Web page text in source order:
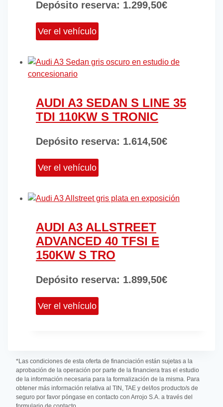
Depósito reserva: 1.299,50€
Ver el vehículo
AUDI A3 SEDAN S LINE 35
TDI 110KW S TRONIC
Depósito reserva: 1.614,50€
Ver el vehículo
AUDI A3 ALLSTREET
ADVANCED 40 TFSI E
150KW S TRO
Depósito reserva: 1.899,50€
Ver el vehículo
*Las condiciones de esta oferta de financiación están sujetas a la
aprobación de la operación por parte de la financiera tras el estudio
de la información necesaria para la formalización de la misma. Para
obtener más información relativa al TIN, TAE y del/los producto/s de
seguro por favor póngase en contacto con Arrojo S.A. a través del